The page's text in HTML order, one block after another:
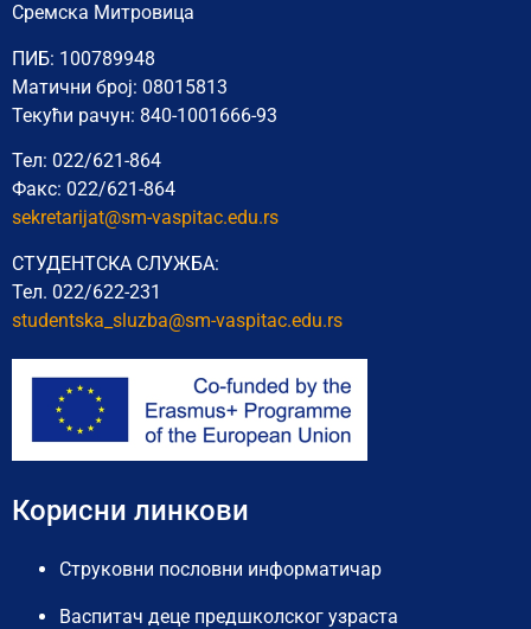
Сремска Митровица
ПИБ: 100789948
Матични број: 08015813
Текући рачун: 840-1001666-93
Тел: 022/621-864
Факс: 022/621-864
sekretarijat@sm-vaspitac.edu.rs
СТУДЕНТСКА СЛУЖБА:
Тел. 022/622-231
studentska_sluzba@sm-vaspitac.edu.rs
Корисни линкови
Струковни пословни информатичар
Васпитач деце предшколског узраста